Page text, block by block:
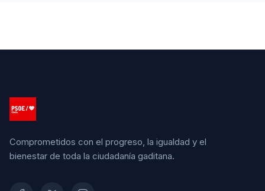
Comprometidos con el progreso, la igualdad y el
bienestar de toda la ciudadanía gaditana.